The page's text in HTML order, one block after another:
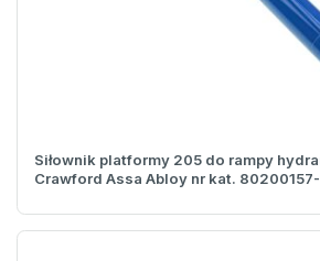
Siłownik platformy 205 do rampy
Crawford Assa Abloy nr kat.